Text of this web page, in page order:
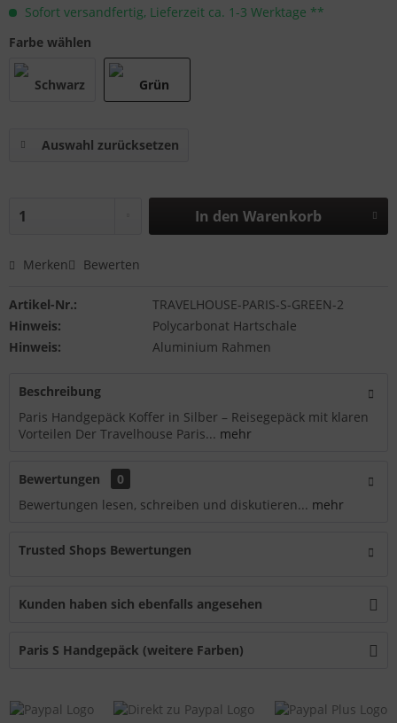
Sofort versandfertig, Lieferzeit ca. 1-3 Werktage **
Farbe wählen
Auswahl zurücksetzen
In den Warenkorb
Merken Bewerten
Artikel-Nr.:
TRAVELHOUSE-PARIS-S-GREEN-2
Hinweis:
Polycarbonat Hartschale
Hinweis:
Aluminium Rahmen
Beschreibung
Paris Handgepäck Koffer in Silber – Reisegepäck mit klaren
Vorteilen Der Travelhouse Paris... mehr
Bewertungen
0
Bewertungen lesen, schreiben und diskutieren... mehr
Trusted Shops Bewertungen
Kunden haben sich ebenfalls angesehen
Paris S Handgepäck (weitere Farben)